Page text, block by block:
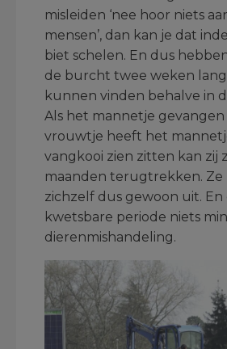
misleiden ‘nee hoor niets
mensen’, dan kan je dat
biet schelen. En dus
de burcht twee weken lang
kunnen vinden behalve in
Als het mannetje gevangen
vrouwtje heeft het
vangkooi zien zitten kan zij
maanden terugtrekken. Ze
zichzelf dus gewoon uit. En
kwetsbare periode niets
dierenmishandeling.